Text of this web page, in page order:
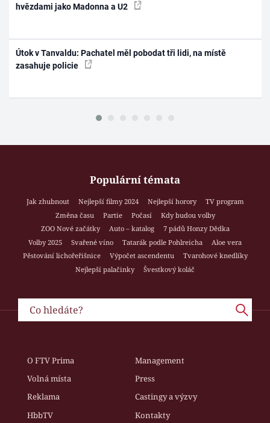
hvězdami jako Madonna a U2
Útok v Tanvaldu: Pachatel měl pobodat tři lidi, na místě
zasahuje policie
Populární témata
Jak zhubnout Nejlepší filmy 2024 Nejlepší horory
TV program
Změna času
Partie Počasí
Kdy budou volby
ZOO Nové začátky
Auto – katalog
7 pádů Honzy Dědka
Volby 2025
Svařené víno Tatarák podle Pohlreicha
Aloe vera
Pěstování lichořeřišnice
Výpočet ascendentu
Tvarohové knedlíky
Nejlepší palačinky
Švestkový koláč
O FTV Prima
Management
Volná místa
Press
Reklama
Castingy a výzvy
HbbTV
Kontakty